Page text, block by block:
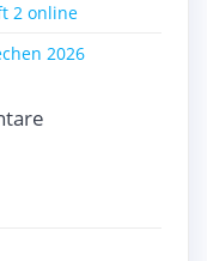
2 online
2026